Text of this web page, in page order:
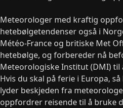
Meteorologer med kraftig
hetebølgetendenser også i
Météo-France og britiske Met
hetebølge, og forbereder nå
Meteorologiske Institut (DMI)
Hvis du skal på ferie i Europa,
lyder beskjeden fra
oppfordrer reisende til å bruke